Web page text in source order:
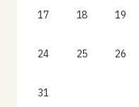
17 18 19
24 25 26
31